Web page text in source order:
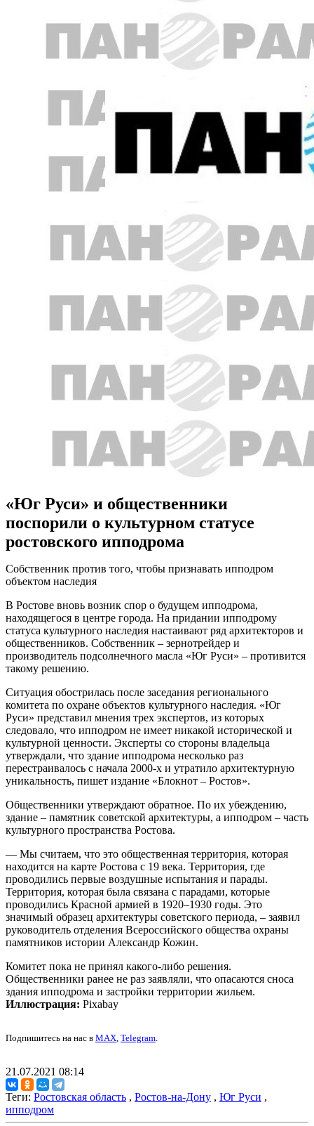
«Юг Руси» и общественники
поспорили о культурном статусе
ростовского ипподрома
Собственник против того, чтобы признавать ипподром
объектом наследия
В Ростове вновь возник спор о будущем ипподрома,
находящегося в центре города. На придании ипподрому
статуса культурного наследия настаивают ряд архитекторов и
общественников. Собственник – зернотрейдер и
производитель подсолнечного масла «Юг Руси» – противится
такому решению.
Ситуация обострилась после заседания регионального
комитета по охране объектов культурного наследия. «Юг
Руси» представил мнения трех экспертов, из которых
следовало, что ипподром не имеет никакой исторической и
культурной ценности. Эксперты со стороны владельца
утверждали, что здание ипподрома несколько раз
перестраивалось с начала 2000-х и утратило архитектурную
уникальность, пишет издание «Блокнот – Ростов».
Общественники утверждают обратное. По их убеждению,
здание – памятник советской архитектуры, а ипподром – часть
культурного пространства Ростова.
— Мы считаем, что это общественная территория, которая
находится на карте Ростова с 19 века. Территория, где
проводились первые воздушные испытания и парады.
Территория, которая была связана с парадами, которые
проводились Красной армией в 1920–1930 годы. Это
значимый образец архитектуры советского периода, – заявил
руководитель отделения Всероссийского общества охраны
памятников истории Александр Кожин.
Комитет пока не принял какого-либо решения.
Общественники ранее не раз заявляли, что опасаются сноса
здания ипподрома и застройки территории жильем.
Иллюстрация: Pixabay
Подпишитесь на нас в MAX, Telegram.
21.07.2021 08:14
Теги: Ростовская область , Ростов-на-Дону , Юг Руси ,
ипподром